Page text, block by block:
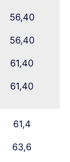
56,40
56,40
61,40
61,40
61,4
63,6